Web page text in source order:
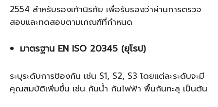
2554 สำหรับรองเท้านิรภัย เพื่อรับรองว่าผ่านการตรวจ
สอบและทดสอบตามเกณฑ์ที่กำหนด
มาตรฐาน EN ISO 20345 (ยุโรป)
ระบุระดับการป้องกัน เช่น S1, S2, S3 โดยแต่ละระดับจะมี
คุณสมบัติเพิ่มขึ้น เช่น กันน้ำ กันไฟฟ้า พื้นกันทะลุ เป็นต้น